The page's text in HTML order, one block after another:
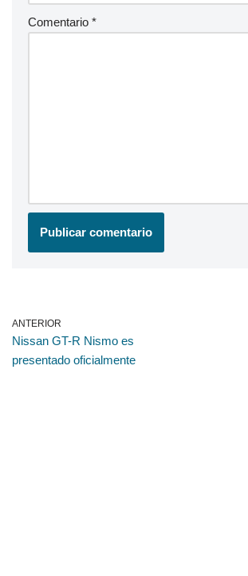
Comentario *
ANTERIOR
Nissan GT-R Nismo es
presentado oficialmente